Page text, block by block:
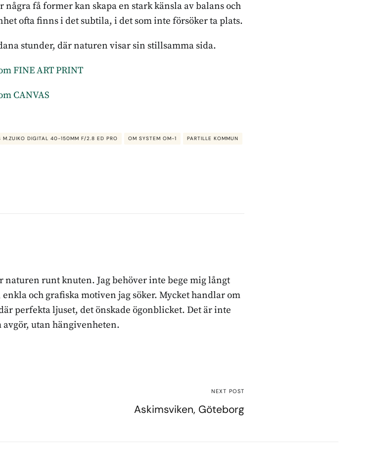
få former kan skapa en stark känsla av balans och
ofta finns i det subtila, i det som inte försöker ta plats.
stunder, där naturen visar sin stillsamma sida.
FINE ART PRINT
CANVAS
M.ZUIKO DIGITAL 40-150MM F/2.8 ED PRO OM SYSTEM OM-1 PARTILLE KOMMUN
naturen runt knuten. Jag behöver inte bege mig långt
och grafiska motiven jag söker. Mycket handlar om
perfekta ljuset, det önskade ögonblicket. Det är inte
utan hängivenheten.
NEXT POST
Askimsviken, Göteborg